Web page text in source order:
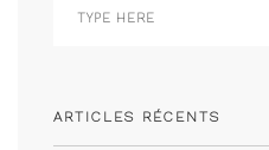
ARTICLES RÉCENTS